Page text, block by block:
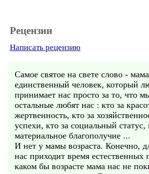
Рецензии
Написать рецензию
Самое святое на свете слово -
единственный человек, который
принимает нас просто за то, что
остальные любят нас : кто за
жертвенность, кто за
успехи, кто за социальный статус,
материальное благополучие ...
И нет у мамы возраста. Конечно,
нас приходит время естественных
каком бы возрасте мама нас не